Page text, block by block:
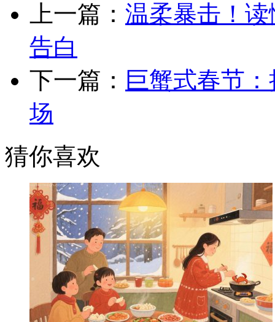
上一篇： 温柔暴击！
告白
下一篇： 巨蟹式春节
场
猜你喜欢